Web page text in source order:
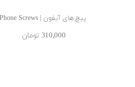
پیچ های آیفون | IPhone Screws
310٬000 ‎تومان